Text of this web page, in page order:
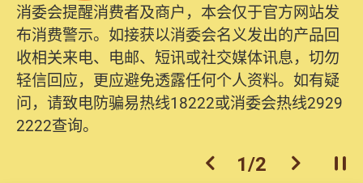
消委会提醒消费者及商户，本会仅于官方网站发
布消费警示。如接获以消委会名义发出的产品回
收相关来电、电邮、短讯或社交媒体讯息，切勿
轻信回应，更应避免透露任何个人资料。如有疑
问，请致电防骗易热线18222或消委会热线2929
2222查询。
上一个
1/2 下一个开